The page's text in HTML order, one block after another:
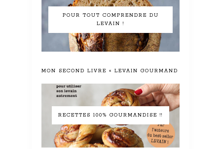
POUR TOUT COMPRENDRE DU
LEVAIN !
MON SECOND LIVRE « LEVAIN GOURMAND »
RECETTES 100% GOURMANDISE !!